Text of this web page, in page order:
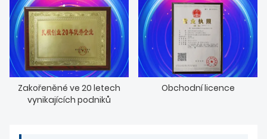
Zakořeněné ve 20 letech
vynikajících podniků
Obchodní licence